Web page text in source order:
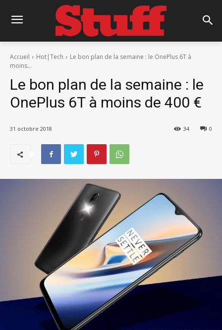
Accueil Hot|Tech
Le bon plan de la semaine : le OnePlus 6T à
moins...
Le bon plan de la semaine : le
OnePlus 6T à moins de 400 €
31 octobre 2018 0
34